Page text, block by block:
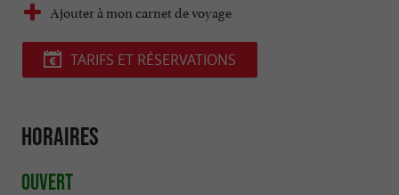
Ajouter à mon carnet de voyage
TARIFS ET RÉSERVATIONS
Horaires
Ouvert